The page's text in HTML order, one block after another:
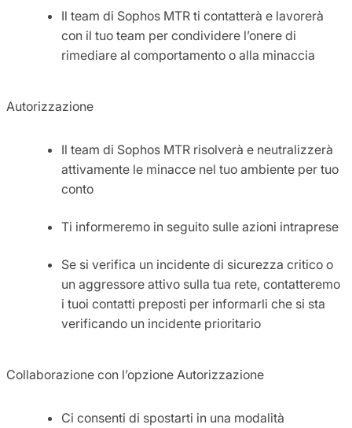
Il team di Sophos MTR ti contatterà e lavorerà
con il tuo team per condividere l’onere di
rimediare al comportamento o alla minaccia
Autorizzazione
Il team di Sophos MTR risolverà e neutralizzerà
attivamente le minacce nel tuo ambiente per tuo
conto
Ti informeremo in seguito sulle azioni intraprese
Se si verifica un incidente di sicurezza critico o
un aggressore attivo sulla tua rete, contatteremo
i tuoi contatti preposti per informarli che si sta
verificando un incidente prioritario
Collaborazione con l’opzione Autorizzazione
Ci consenti di spostarti in una modalità